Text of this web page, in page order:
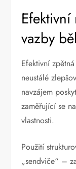
vazby
Efektivní
neustálé
navzájem
zaměřující se
vlastnosti.
Použití
„sendviče“ –